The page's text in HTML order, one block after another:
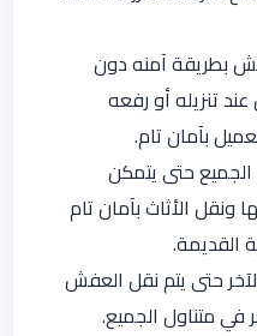
بطريقة آمنه دون
تنزيله أو رفعه
بآمان تام.
الجميع حتى يتمكن
ونقل الأثاث بآمان تام
القديمة.
حتى يتم نقل العفش
في متناول الجميع.